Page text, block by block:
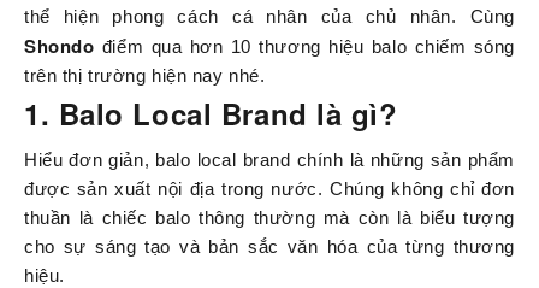
thể hiện phong cách cá nhân của chủ nhân. Cùng
Shondo điểm qua hơn 10 thương hiệu balo chiếm sóng
trên thị trường hiện nay nhé.
1. Balo Local Brand là gì?
Hiểu đơn giản, balo local brand chính là những sản phẩm
được sản xuất nội địa trong nước. Chúng không chỉ đơn
thuần là chiếc balo thông thường mà còn là biểu tượng
cho sự sáng tạo và bản sắc văn hóa của từng thương
hiệu.